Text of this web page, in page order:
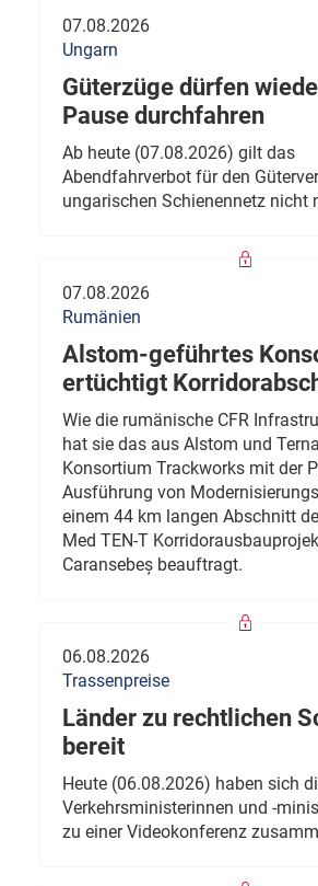
07.08.2026
Ungarn
Güterzüge dürfen
Pause durchfahren
Ab heute (07.08.2026) gilt das
Abendfahrverbot für den
ungarischen Schienennetz nicht
07.08.2026
Rumänien
Alstom-geführtes
ertüchtigt
Wie die rumänische CFR
hat sie das aus Alstom und
Konsortium Trackworks mit der
Ausführung von
einem 44 km langen Abschnitt
Med TEN-T
Caransebeș beauftragt.
06.08.2026
Trassenpreise
Länder zu rechtlichen
bereit
Heute (06.08.2026) haben sich
Verkehrsministerinnen und -
zu einer Videokonferenz